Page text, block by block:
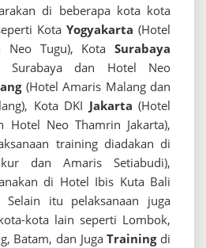
di beberapa kota kota
Kota Yogyakarta (Hotel
Neo Tugu), Kota Surabaya
Surabaya dan Hotel Neo
(Hotel Amaris Malang dan
Kota DKI Jakarta (Hotel
Hotel Neo Thamrin Jakarta),
training diadakan di
dan Amaris Setiabudi),
di Hotel Ibis Kuta Bali
Selain itu pelaksanaan juga
kota lain seperti Lombok,
Batam, dan JugaTrainingdi